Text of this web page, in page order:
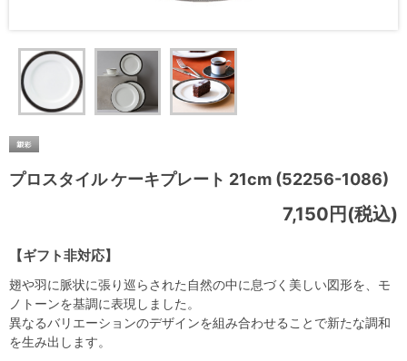
プロスタイル ケーキプレート 21cm (52256-1086)
【ギフト非対応】
7,150円(税込)
翅や羽に脈状に張り巡らされた自然の中に息づく美しい図形を、モ
ノトーンを基調に表現しました。
異なるバリエーションのデザインを組み合わせることで新たな調和
を生み出します。